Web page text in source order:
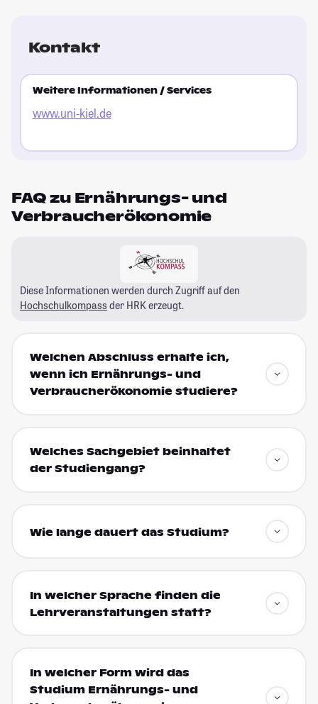
Kontakt
Weitere Informationen / Services
www.uni-kiel.de
FAQ zu Ernährungs- und
Verbraucherökonomie
Diese Informationen werden durch Zugriff auf den
Hochschulkompass der HRK erzeugt.
Welchen Abschluss erhalte ich,
wenn ich Ernährungs- und
Verbraucherökonomie studiere?
Welches Sachgebiet beinhaltet
der Studiengang?
Wie lange dauert das Studium?
In welcher Sprache finden die
Lehrveranstaltungen statt?
In welcher Form wird das
Studium Ernährungs- und